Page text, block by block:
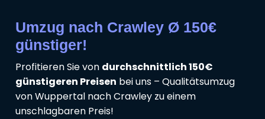
Umzug nach Crawley Ø 150€
günstiger!
Profitieren Sie von durchschnittlich 150€
günstigeren Preisen bei uns – Qualitätsumzug
von Wuppertal nach Crawley zu einem
unschlagbaren Preis!